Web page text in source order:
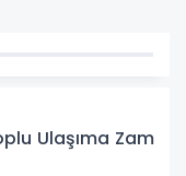
Ulaşıma Zam